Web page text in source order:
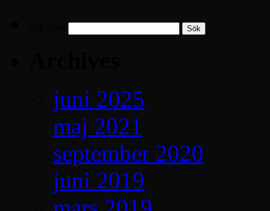
juni 2025
maj 2021
september 2020
juni 2019